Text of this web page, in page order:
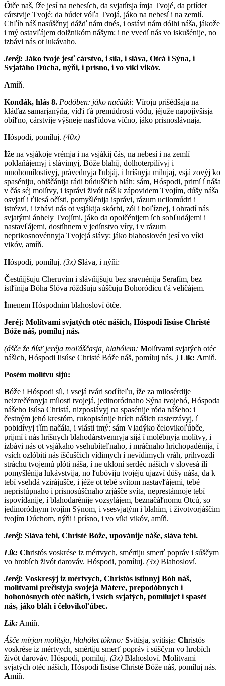
Ótče naš, íže jesí na nebesích, da svjatítsja ímja Tvojé, da priídet
cárstvije Tvojé: da búdet vóľa Tvojá, jáko na nebesí i na zemlí.
Chľíb náš nasúščnyj dážď nám dnés, i ostávi nám dólhi náša, jákože
i mý ostavľájem dolžnikóm nášym: i ne vvedí nás vo iskušénije, no
izbávi nás ot lukávaho.
Jeréj: Jáko tvojé jesť cárstvo, i síla, i sláva, Otcá i Sýna, i
Svjatáho Dúcha, nýňi, i prísno, i vo víki vikóv.
Amíň.
Kondák, hlás 8. Podóben: jáko načátki: Víroju prišédšaja na
kláďaz samarjanýňa, víďi ťá premúdrosti vódu, jéjuže napojívšisja
obíľno, cárstvije výšneje nasľídova víčno, jáko prisnoslávnaja.
Hóspodi, pomíluj. (40x)
Íže na vsjákoje vrémja i na vsjákij čás, na nebesí i na zemlí
poklaňájemyj i slávimyj, Bóže blahíj, dolhoterpilívyj i
mnohomílostivyj, právednyja ľubjáj, i hríšnyja mílujaj, vsjá zovýj ko
spaséniju, obiščánija rádi búduščich bláh: sám, Hóspodi, primí í náša
v čás séj molítvy, i isprávi živót náš k zápovidem Tvojím, dúšy náša
osvjatí i ťilesá očísti, pomyšlénija isprávi, rázum ucilomúdri i
istrézvi, i izbávi nás ot vsjákija skórbi, zól i boľíznej, i ohradí nás
svjatými ánhely Tvojími, jáko da opolčénijem ích sobľudájemi i
nastavľájemi, dostíhnem v jedínstvo víry, i v rázum
neprikosnovénnyja Tvojejá slávy: jáko blahoslovén jesí vo víki
vikóv, amíň.
Hóspodi, pomíluj. (3x) Sláva, i nýňi:
Čestňíjšuju Cheruvím i slávňijšuju bez sravnénija Serafím, bez
istľínija Bóha Slóva róždšuju súščuju Bohoródicu ťá veličájem.
Ímenem Hóspodnim blahosloví ótče.
Jeréj: Molítvami svjatých otéc nášich, Hóspodi Iisúse Christé
Bóže náš, pomíluj nás.
(ášče že ňísť jeréja moľáščasja, hlahólem: Molítvami svjatých otéc
nášich, Hóspodi Iisúse Christé Bóže náš, pomíluj nás. ) Lík: Amiň.
Posém molítvu sijú:
Bóže i Hóspodi síl, i vsejá tvári soďíteľu, íže za milosérdije
neizrečénnyja mílosti tvojejá, jedinoródnaho Sýna tvojehó, Hóspoda
nášeho Isúsa Christá, nizposlávyj na spasénije róda nášeho: i
čestným jehó krestóm, rukopisánije hrích nášich rasterzávyj, í
pobidívyj ťím načála, i vlá­sti tmý: sám Vladýko čelovikoľúbče,
prijmí i nás hríšnych blahodárstvennyja sijá í molébnyja molítvy, i
izbávi nás ot vsjákaho vsehubíteľnaho, i mráčnaho hrichopadénija, í
vsích ozlóbiti nás íščuščich vídimych í nevídimych vráh, prihvozdí
stráchu tvojemú plóti náša, í ne ukloní serdéc nášich v slovesá ilí
pomyšlénija lukávstvija, no ľubóviju tvojéju ujazví dúšy náša, da k
tebí vsehdá vzirájušče, i jéže ot tebé svítom nastavľájemi, tebé
nepristúpnaho i prisnosúščnaho zrjášče svíta, neprestánnoje tebí
ispovídanije, í blahodarénije vozsylájem, beznačáľnomu Otcú, so
jedinoródnym tvojím Sýnom, i vsesvjatým i blahím, i životvorjáščim
tvojím Dúchom, nýňi i prísno, i vo víki vikóv, amíň.
Jeréj: Sláva tebi, Christé Bóže, upovánije náše, sláva tebí.
Lík: Christós voskrése iz mértvych, smértiju smerť popráv i súščym
vo hrobích živót darováv. Hóspodi, pomíluj. (3x) Blahosloví.
Jeréj: Voskresýj iz mértvych, Christós ístinnyj Bóh náš,
molítvami prečístyja svojejá Mátere, prepodóbnych i
bohonósnych otéc nášich, i vsích svjatých, pomílujet i spasét
nás, jáko bláh i čelovikoľúbec.
Lík: Amíň.
Ášče mírjan molítsja, hlahólet tókmo: Svitísja, svitísja: Christós
voskrése iz mértvych, smértiju smerť popráv i súščym vo hrobích
živót darováv. Hóspodi, pomíluj. (3x) Blahosloví. Molítvami
svjatých otéc nášich, Hóspodi Iisúse Christé Bóže náš, pomíluj nás.
Amíň.